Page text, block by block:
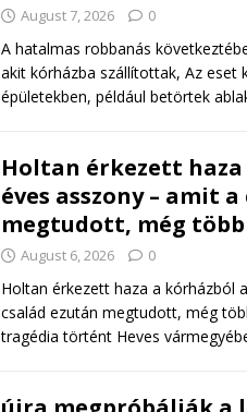
August 7, 2026 0
A hatalmas robbanás
akit kórházba szállítottak, Az
épületekben, például betörtek
Holtan érkezett haza
éves asszony – amit
megtudott, még
August 6, 2026 0
Holtan érkezett haza a kórházból
család ezután megtudott, még
tragédia történt Heves